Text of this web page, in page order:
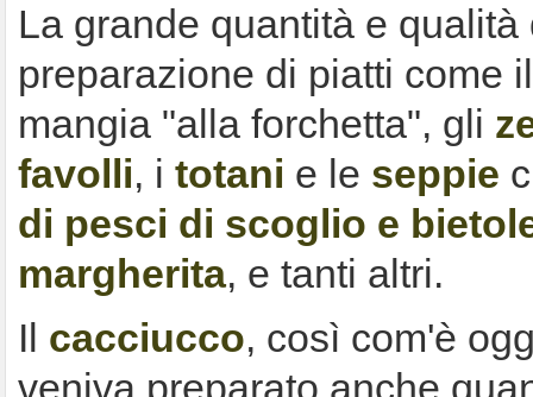
La grande quantità e
preparazione di piatti come
mangia "alla forchetta", gli
favolli, i totani e le seppie
di pesci di scoglio e
margherita, e tanti altri.
Il cacciucco, così com'è
veniva preparato anche